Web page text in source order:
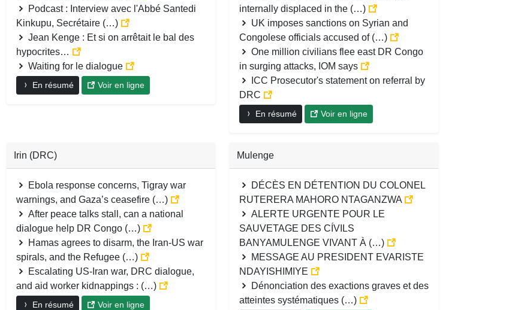
Podcast : Interview avec l'Abbé Santedi
Kinkupu, Secrétaire (…)
Jean Kenge : Et si on arrêtait le bal des
hypocrites…
Waiting for le dialogue
En résumé Voir en ligne
internally displaced in the (…)
UK imposes sanctions on Syrian and
Congolese officials accused of (…)
One million civilians flee east DR Congo
in surging attacks, IOM says
ICC Prosecutor's statement on referral by
DRC
En résumé Voir en ligne
Irin (DRC)
Ebola response concerns, Tigray war
warnings, and Gaza’s ceasefire (…)
After peace talks stall, can a national
dialogue help DR Congo (…)
Hamas agrees to disarm, the Iran-US war
spirals, and the Refugee (…)
Escalating US-Iran war, DRC dialogue,
and aid worker kidnappings : (…)
En résumé Voir en ligne
Mulenge
DÉCÈS EN DÉTENTION DU COLONEL
RUTERERA MAHORO NTAGANZWA
ALERTE URGENTE POUR LE
SAUVETAGE DES CÍVILS
BANYAMULENGE VIVANT À (…)
MESSAGE AU PRESIDENT EVARISTE
NDAYISHIMIYE
Dénonciation des exactions graves et des
atteintes systématiques (…)